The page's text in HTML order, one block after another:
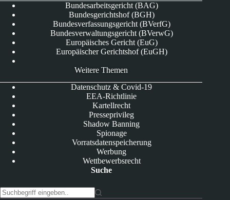
Bundesarbeitsgericht (BAG)
Bundesgerichtshof (BGH)
Bundesverfassungsgericht (BVerfG)
Bundesverwaltungsgericht (BVerwG)
Europäisches Gericht (EuG)
Europäischer Gerichtshof (EuGH)
Weitere Themen
Datenschutz & Covid-19
EEA-Richtlinie
Kartellrecht
Presseprivileg
Shadow Banning
Spionage
Vorratsdatenspeicherung
Werbung
Wettbewerbsrecht
Suche